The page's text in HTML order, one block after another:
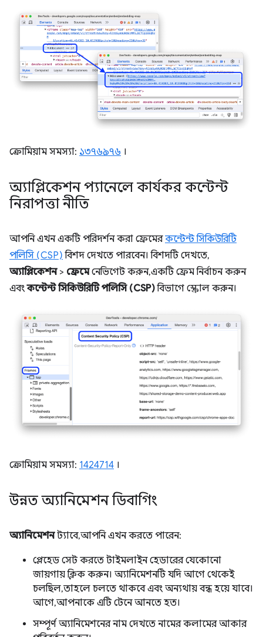
ক্রোমিয়াম সমস্যা: ১৩৭৬৯৭৬ ।
অ্যাপ্লিকেশন প্যানেলে কার্যকর কন্টেন্ট
নিরাপত্তা নীতি
আপনি এখন একটি পরিদর্শন করা ফ্রেমেরকন্টেন্ট সিকিউরিটি
পলিসি (CSP) বিশদ দেখতে পারবেন। বিশদটি দেখতে,
অ্যাপ্লিকেশন> ফ্রেমেনেভিগেট করুন, একটি ফ্রেম নির্বাচন করুন
এবংকন্টেন্ট সিকিউরিটি পলিসি (CSP)বিভাগে স্ক্রোল করুন।
ক্রোমিয়াম সমস্যা: 1424714 ।
উন্নত অ্যানিমেশন ডিবাগিং
অ্যানিমেশনট্যাবে, আপনি এখন করতে পারেন:
প্লেহেড সেট করতে টাইমলাইন হেডারের যেকোনো
জায়গায় ক্লিক করুন। অ্যানিমেশনটি যদি আগে থেকেই
চলছিল, তাহলে চলতে থাকবে এবং অন্যথায় বন্ধ হয়ে যাবে।
আগে, আপনাকে এটি টেনে আনতে হত।
সম্পূর্ণ অ্যানিমেশনের নাম দেখতে নামের কলামের আকার